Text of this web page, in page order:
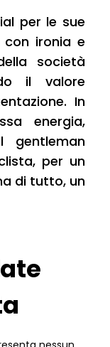
per le sue
ironia e
società
il valore
In
energia,
gentleman
per un
di tutto, un